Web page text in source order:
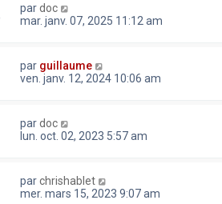
pardoc
mar. janv. 07, 2025 11:12 am
par guillaume
ven. janv. 12, 2024 10:06 am
pardoc
lun. oct. 02, 2023 5:57 am
parchrishablet
mer. mars 15, 2023 9:07 am